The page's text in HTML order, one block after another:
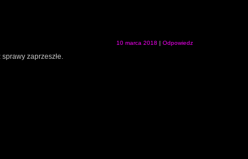
10 marca 2018 | Odpowiedz
zaprzeszłe.